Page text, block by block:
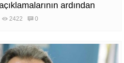
ardından
akaryakıt fiyatlarına kısa
2422 0